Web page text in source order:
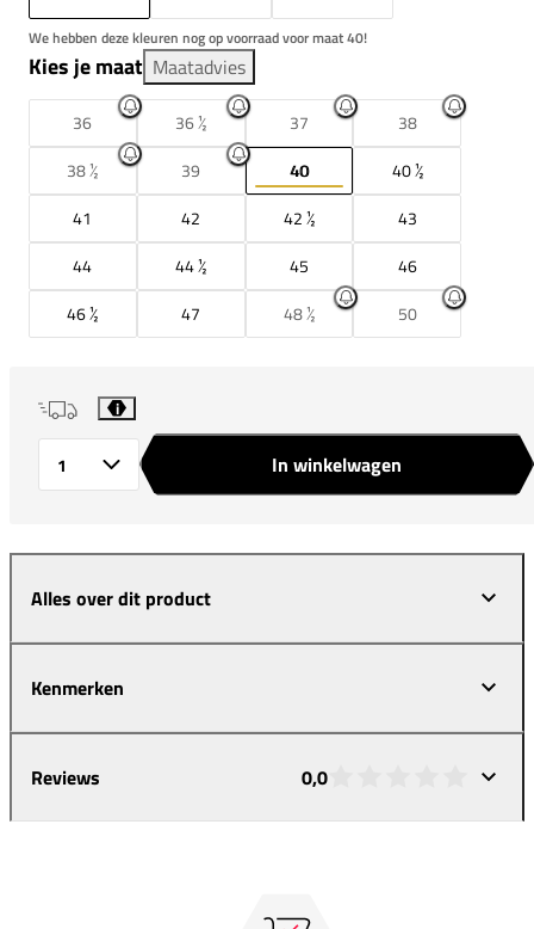
We hebben deze kleuren nog op voorraad voor maat 40!
Kies je maat Maatadvies
36 36 ½ 37
38
38 ½
39 40
40 ½
41
42 42 ½
43
44
44 ½ 45
46
46 ½
47 48 ½ 50
i
In winkelwagen
Alles over dit product
Kenmerken
Reviews 0,0